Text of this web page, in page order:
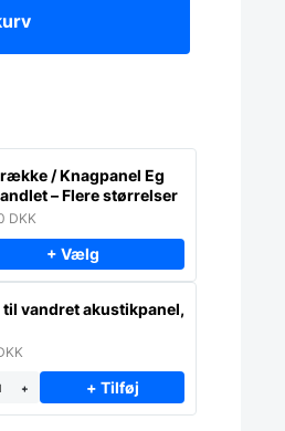
/ Knagpanel Eg
– Flere størrelser
DKK
+ Vælg
til vandret akustikpanel,
+ + Tilføj